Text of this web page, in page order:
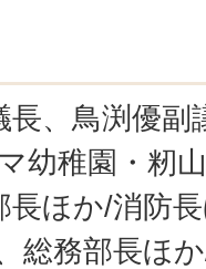
、鳥渕優副
幼稚園・籾
長ほか/消防
総務部長ほ